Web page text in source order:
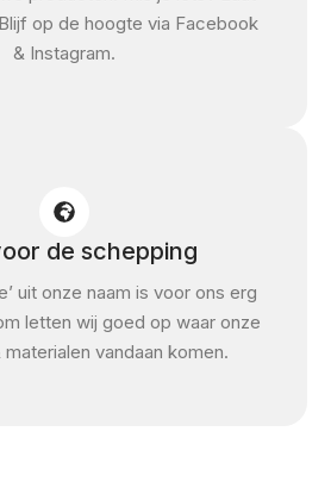
op de hoogte via Facebook
& Instagram.
de schepping
uit onze naam is voor ons erg
letten wij goed op waar onze
vandaan komen.